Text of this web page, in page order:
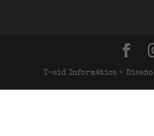
T-sid Informática - Diseño